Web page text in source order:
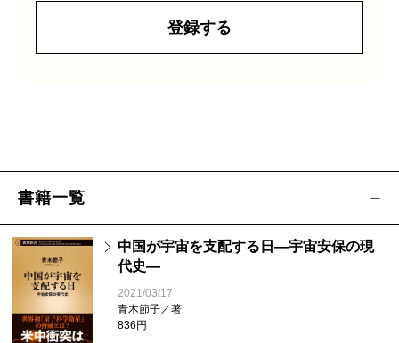
登録する
書籍一覧
中国が宇宙を支配する日―宇宙安保の現
代史―
2021/03/17
青木節子／著
836円